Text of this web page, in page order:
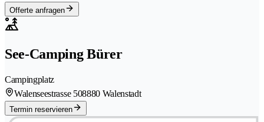
Offerte anfragen
See-Camping Bürer
Campingplatz
Walenseestrasse 508880 Walenstadt
Termin reservieren